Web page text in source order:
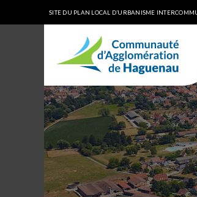
SITE DU PLAN LOCAL D’URBANISME